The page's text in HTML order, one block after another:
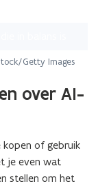
Getty Images
over AI-
kopen of gebruik
je even wat
stellen om het